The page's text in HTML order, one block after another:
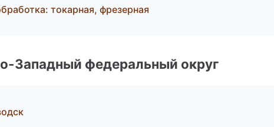
токарная, фрезерная
Западный федеральный округ